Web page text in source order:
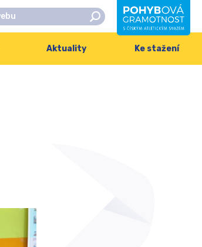
Aktuality Ke stažení